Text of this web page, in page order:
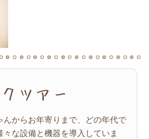
からお年寄りまで、どの年代で
な設備と機器を導入していま